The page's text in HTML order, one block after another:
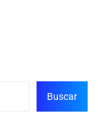
Buscar